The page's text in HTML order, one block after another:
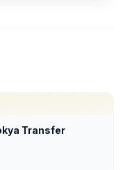
Transfer